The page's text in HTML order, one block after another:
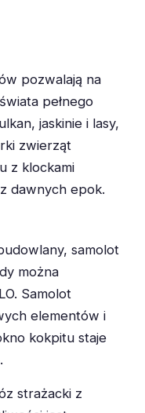
pozwalają na
pełnego
jaskinie i lasy,
zwierząt
z klockami
dawnych epok.
samolot
można
Samolot
elementów i
kokpitu staje
strażacki z